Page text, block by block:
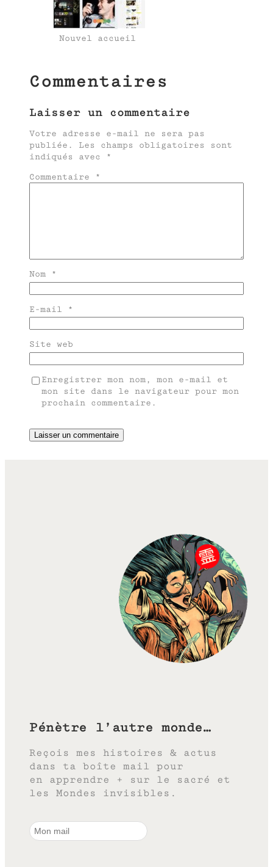
Nouvel accueil
Commentaires
Laisser un commentaire
Votre adresse e-mail ne sera pas
publiée.
Les champs obligatoires sont
indiqués avec
*
Commentaire
*
Nom *
E-mail *
Site web
Enregistrer mon nom, mon e-mail et
mon site dans le navigateur pour mon
prochain commentaire.
Pénètre l’autre monde…
Reçois mes histoires & actus
dans ta boîte mail pour
en apprendre + sur le sacré et
les Mondes invisibles.